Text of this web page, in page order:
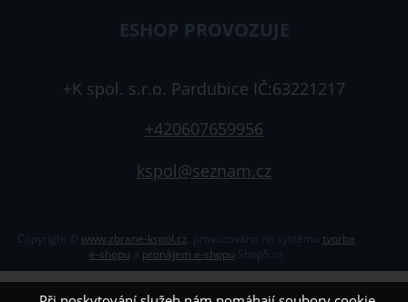
ESHOP PROVOZUJE
+K spol. s.r.o. Pardubice IČ:63221217
+420607659956
kspol@seznam.cz
Copyright © www.zbrane-kspol.cz
tvorba
e-shopu
pronájem e-shopu